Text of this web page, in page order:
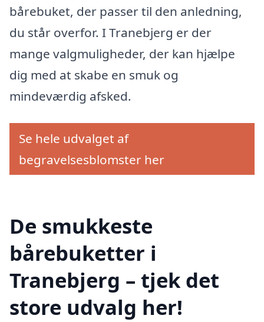
bårebuket, der passer til den anledning,
du står overfor. I Tranebjerg er der
mange valgmuligheder, der kan hjælpe
dig med at skabe en smuk og
mindeværdig afsked.
Se hele udvalget af
begravelsesblomster her
De smukkeste
bårebuketter i
Tranebjerg – tjek det
store udvalg her!